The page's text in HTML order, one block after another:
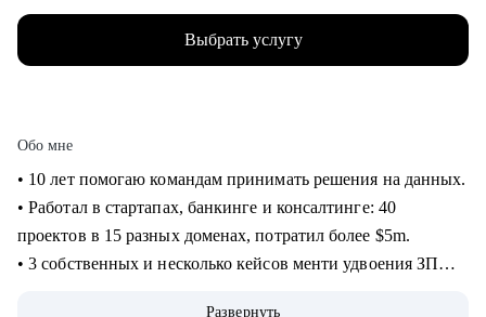
Выбрать услугу
Обо мне
• 10 лет помогаю командам принимать решения на данных.
• Работал в стартапах, банкинге и консалтинге: 40
проектов в 15 разных доменах, потратил более $5m.
• 3 собственных и несколько кейсов менти удвоения ЗП
Развернуть